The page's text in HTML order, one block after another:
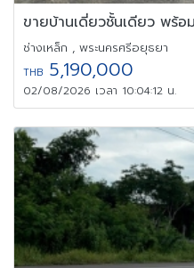
ช่างเหล็ก , พระนครศรีอยุธยา
THB 5,190,000
02/08/2026 เวลา 10:04:12 น.